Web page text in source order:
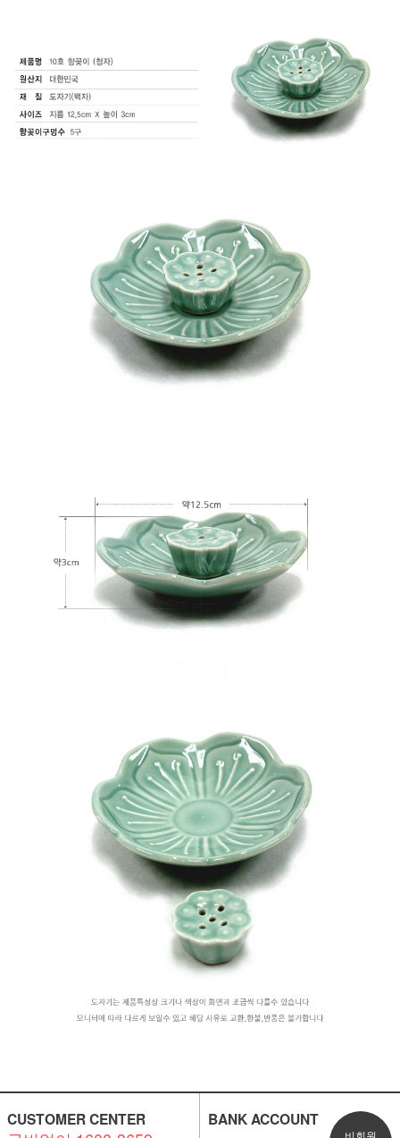
CUSTOMER CENTER BANK ACCOUNT
비회원